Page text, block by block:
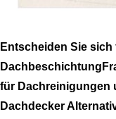
Entscheiden Sie sich
für Dachreinigungen
Dachdecker